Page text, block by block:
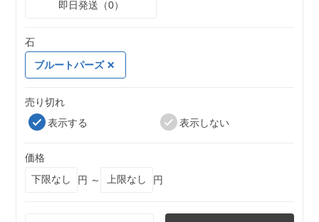
即日発送（0）
石
ブルートパーズ
売り切れ
表示する
表示しない
価格
円 ～
円